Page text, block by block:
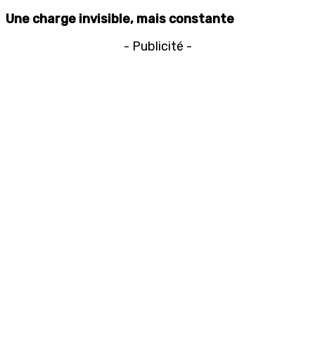
Une charge invisible, mais constante
- Publicité -